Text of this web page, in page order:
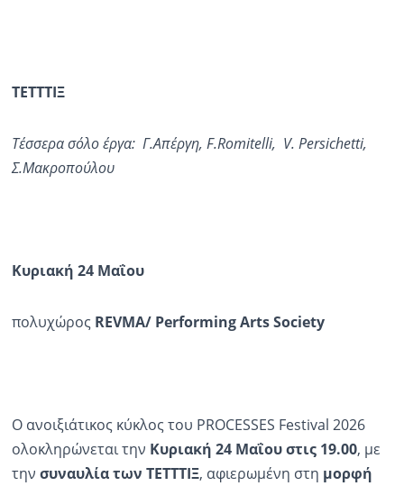
ΤΕΤΤΤΙΞ
Τέσσερα σόλο έργα: Γ.Απέργη, F.Romitelli, V. Persichetti,
Σ.Μακροπούλου
Κυριακή 24 Μαΐου
πολυχώρος REVMA/ Performing Arts Society
Ο ανοιξιάτικος κύκλος του PROCESSES Festival 2026
ολοκληρώνεται την Κυριακή 24 Μαΐου στις 19.00, με
την συναυλία των ΤΕΤΤΤΙΞ, αφιερωμένη στη μορφή